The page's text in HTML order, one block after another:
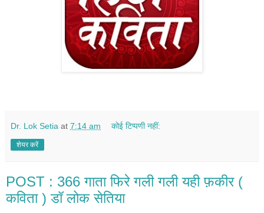
Dr. Lok Setia at 7:14 am कोई टिप्पणी नहीं:
शेयर करें
POST : 366 गाता फिरे गली गली यही फ़कीर (
कविता ) डॉ लोक सेतिया